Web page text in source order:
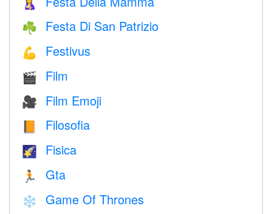
🤱
☘️ Festa Di San Patrizio
💪 Festivus
🎬 Film
🎥 Film Emoji
📙 Filosofia
🌠 Fisica
🏃 Gta
❄️ Game Of Thrones